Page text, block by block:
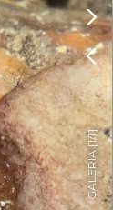
MELHORAR
A

ENTRAR


GALERIA [
1/1
]